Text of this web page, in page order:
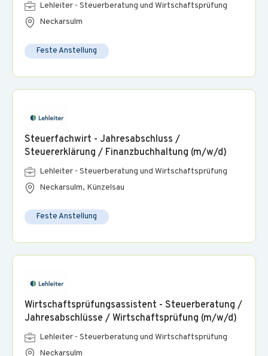
Lehleiter - Steuerberatung und Wirtschaftsprüfung
Neckarsulm
Feste Anstellung
Steuerfachwirt - Jahresabschluss /
Steuererklärung / Finanzbuchhaltung (m/w/d)
Lehleiter - Steuerberatung und Wirtschaftsprüfung
Neckarsulm, Künzelsau
Feste Anstellung
Wirtschaftsprüfungsassistent - Steuerberatung /
Jahresabschlüsse / Wirtschaftsprüfung (m/w/d)
Lehleiter - Steuerberatung und Wirtschaftsprüfung
Neckarsulm